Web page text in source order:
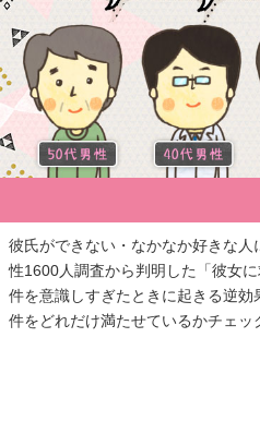
彼氏ができない・なかなか好きな
性1600人調査から判明した「彼女
件を意識しすぎたときに起きる逆
件をどれだけ満たせているかチェッ